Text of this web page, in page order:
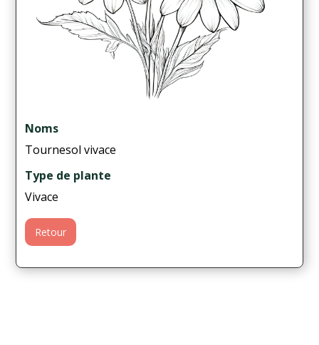
Noms
Tournesol vivace
Type de plante
Vivace
Retour